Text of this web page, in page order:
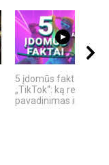
04:13
5 įdomūs faktai apie
„TikTok“: ką reiškia
pavadinimas ir ne tik